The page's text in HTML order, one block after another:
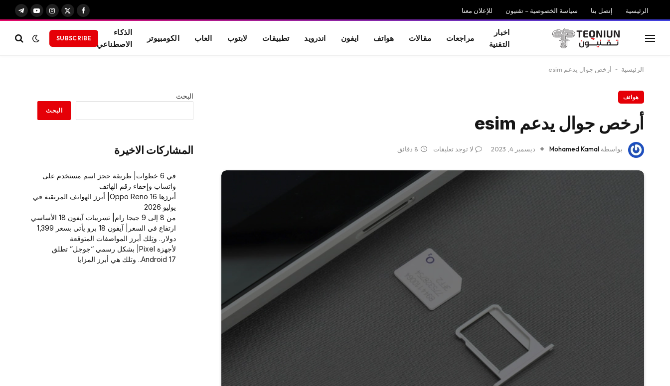
الرئيسية إتصل بنا سياسة الخصوصية – تقنيون للإعلان معنا
فيسبوك
X
الانستغرام
يوتيوبتيلقرام
اخبار
التقنية
مراجعات مقالات هواتف ايفون اندرويد تطبيقات لابتوب العاب الكومبيوتر
الذكاء
الاصطناعي
SUBSCRIBE
الرئيسية - أرخص جوال يدعم esim
هواتف
أرخص جوال يدعم esim
بواسطة Mohamed Kamal ديسمبر 4, 2023 لا توجد تعليقات 8 دقائق
البحث
البحث
المشاركات الاخيرة
في 6 خطوات| طريقة حجز اسم مستخدم على
واتساب وإخفاء رقم الهاتف
أبرزها Oppo Reno 16| أبرز الهواتف المرتقبة في
يوليو 2026
من 8 إلى 9 جيجا رام| تسريبات آيفون 18 الأساسي
ارتفاع في السعر| آيفون 18 برو يأتي بسعر 1,399
دولار.. وتِلك أبرز المواصفات المتوقعة
لأجهزة Pixel| بشكل رسمي “جوجل” تطلق
Android 17.. وتلك هي أبرز المزايا